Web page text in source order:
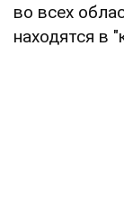
во всех
находятся в